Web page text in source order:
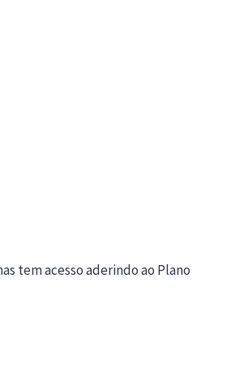
tem acesso aderindo ao Plano